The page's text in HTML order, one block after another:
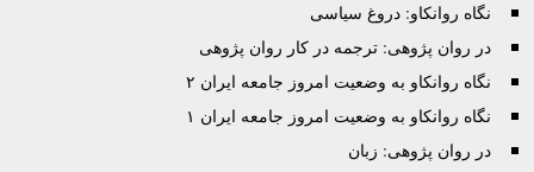
نگاه روانکاو: دروغ سیاسی
در روان پژوهی: ترجمه در کار روان پژوهی
نگاه روانکاو به وضعیت امروز جامعه ایران ۲
نگاه روانکاو به وضعیت امروز جامعه ایران ۱
در روان پژوهی: زبان